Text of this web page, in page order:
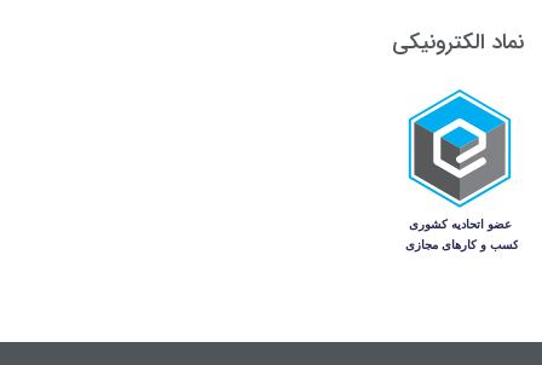
نماد الکترونیکی